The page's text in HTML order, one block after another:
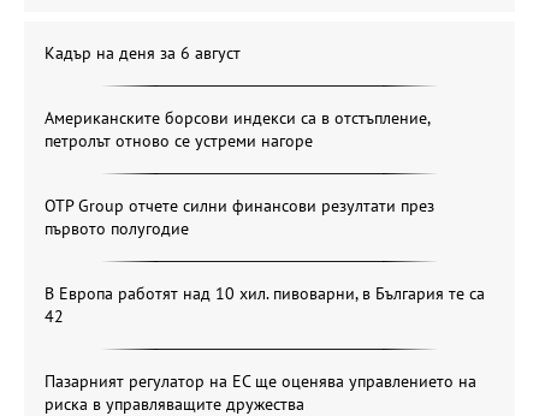
Кадър на деня за 6 август
Американските борсови индекси са в отстъпление,
петролът отново се устреми нагоре
OTP Group отчете силни финансови резултати през
първото полугодие
В Европа работят над 10 хил. пивоварни, в България те са
42
Пазарният регулатор на ЕС ще оценява управлението на
риска в управляващите дружества